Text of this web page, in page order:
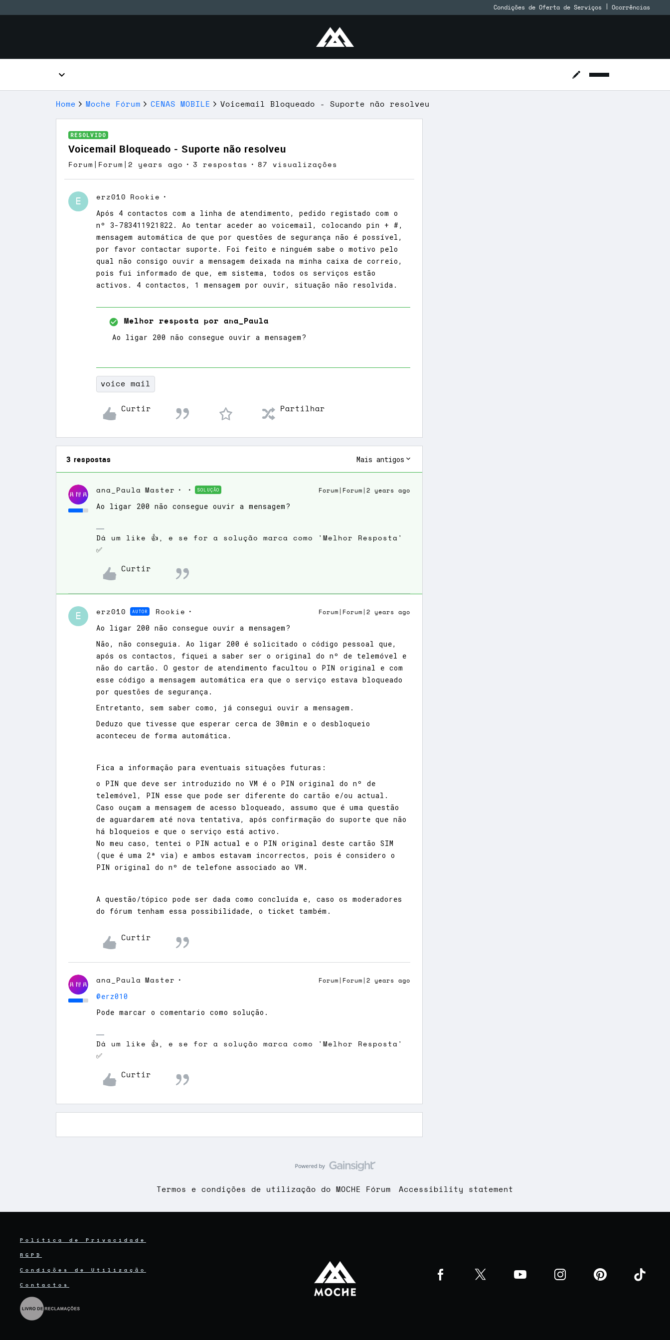
Condições de Oferta de Serviços Ocorrências
Home Moche Fórum CENAS MOBILE Voicemail Bloqueado - Suporte não resolveu
RESOLVIDO
Voicemail Bloqueado - Suporte não resolveu
Forum|Forum|2 years ago 3 respostas 87 visualizações
E erz010 Rookie
Após 4 contactos com a linha de atendimento, pedido registado com o
nº 3-783411921822. Ao tentar aceder ao voicemail, colocando pin + #,
mensagem automática de que por questões de segurança não é possível,
por favor contactar suporte. Foi feito e ninguém sabe o motivo pelo
qual não consigo ouvir a mensagem deixada na minha caixa de correio,
pois fui informado de que, em sistema, todos os serviços estão
activos. 4 contactos, 1 mensagem por ouvir, situação não resolvida.
Melhor resposta por ana_Paula
Ao ligar 200 não consegue ouvir a mensagem?
voice mail
Curtir Partilhar
3 respostas Mais antigos
ana_Paula Master SOLUÇÃO Forum|Forum|2 years ago
Ao ligar 200 não consegue ouvir a mensagem?
Dá um like 👍, e se for a solução marca como 'Melhor Resposta'
✅
Curtir
E erz010 AUTOR Rookie Forum|Forum|2 years ago
Ao ligar 200 não consegue ouvir a mensagem?
Não, não conseguia. Ao ligar 200 é solicitado o código pessoal que,
após os contactos, fiquei a saber ser o original do nº de telemóvel e
não do cartão. O gestor de atendimento facultou o PIN original e com
esse código a mensagem automática era que o serviço estava bloqueado
por questões de segurança.
Entretanto, sem saber como, já consegui ouvir a mensagem.
Deduzo que tivesse que esperar cerca de 30min e o desbloqueio
aconteceu de forma automática.
Fica a informação para eventuais situações futuras:
o PIN que deve ser introduzido no VM é o PIN original do nº de
telemóvel, PIN esse que pode ser diferente do cartão e/ou actual.
Caso ouçam a mensagem de acesso bloqueado, assumo que é uma questão
de aguardarem até nova tentativa, após confirmação do suporte que não
há bloqueios e que o serviço está activo.
No meu caso, tentei o PIN actual e o PIN original deste cartão SIM
(que é uma 2ª via) e ambos estavam incorrectos, pois é considero o
PIN original do nº de telefone associado ao VM.
A questão/tópico pode ser dada como concluída e, caso os moderadores
do fórum tenham essa possibilidade, o ticket também.
Curtir
ana_Paula Master Forum|Forum|2 years ago
@erz010
Pode marcar o comentario como solução.
Dá um like 👍, e se for a solução marca como 'Melhor Resposta'
✅
Curtir
Termos e condições de utilização do MOCHE Fórum Accessibility statement
Política de Privacidade
RGPD
Condições de Utilização
Contactos